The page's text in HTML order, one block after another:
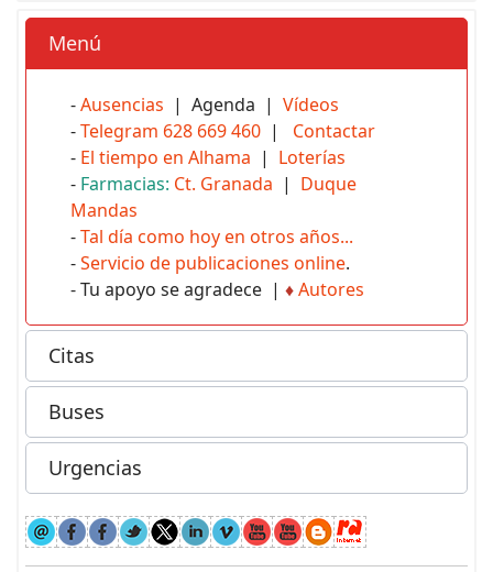
Menú
-Ausencias | Agenda | Vídeos
-Telegram 628 669 460 | Contactar
- El tiempo en Alhama | Loterías
- Farmacias: Ct. Granada | Duque
Mandas
-Tal día como hoy en otros años...
-Servicio de publicaciones online.
- Tu apoyo se agradece | ♦Autores
Citas
Buses
Urgencias